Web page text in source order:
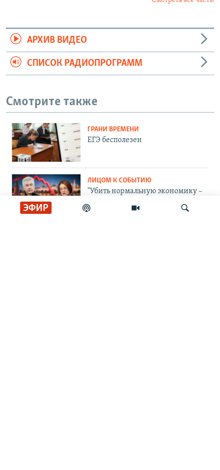
ЭФИР
АРХИВ ВИДЕО
СПИСОК РАДИОПРОГРАММ
Смотрите также
ГРАНИ ВРЕМЕНИ
ЕГЭ бесполезен
ЛИЦОМ К СОБЫТИЮ
"Убить нормальную экономику –